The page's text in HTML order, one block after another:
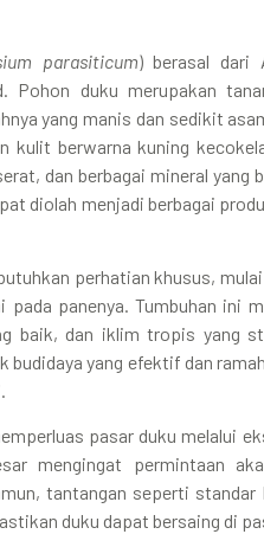
parasiticum) berasal dari
Pohon duku merupakan
yang manis dan sedikit
kulit berwarna kuning
dan berbagai mineral yang
diolah menjadi berbagai
perhatian khusus,
pada panenya. Tumbuhan ini
baik, dan iklim tropis yang
yang efektif dan
pasar duku melalui
mengingat permintaan
tantangan seperti standar
duku dapat bersaing di